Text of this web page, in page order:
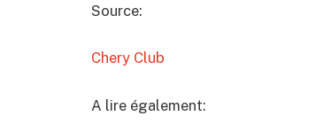
Source:
Chery Club
A lire également: